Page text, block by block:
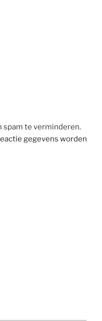
spam te verminderen.
gegevens worden